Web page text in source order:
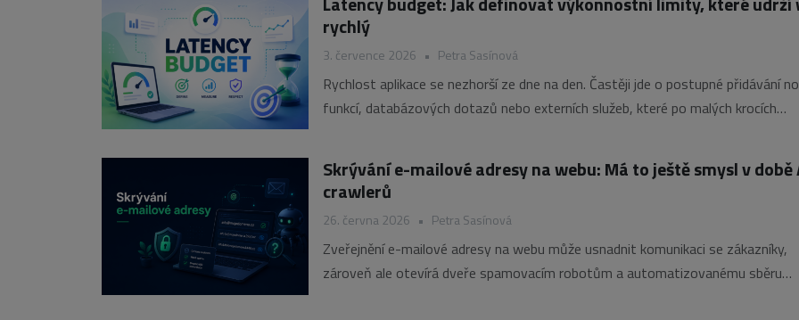
Jak funguje
rychlý
3. července 2026 • Petra Sasínová
Rychlost aplikace se nezhorší ze dne na den. Častěji jde o postupné přidávání
funkcí, databázových dotazů nebo externích služeb, které po malých krocích
Skrývání e-mailové adresy na webu: Má to ještě smysl v době
crawlerů
26. června 2026 • Petra Sasínová
Zveřejnění e-mailové adresy na webu může usnadnit komunikaci se zákazníky,
zároveň ale otevírá dveře spamovacím robotům a automatizovanému sběru